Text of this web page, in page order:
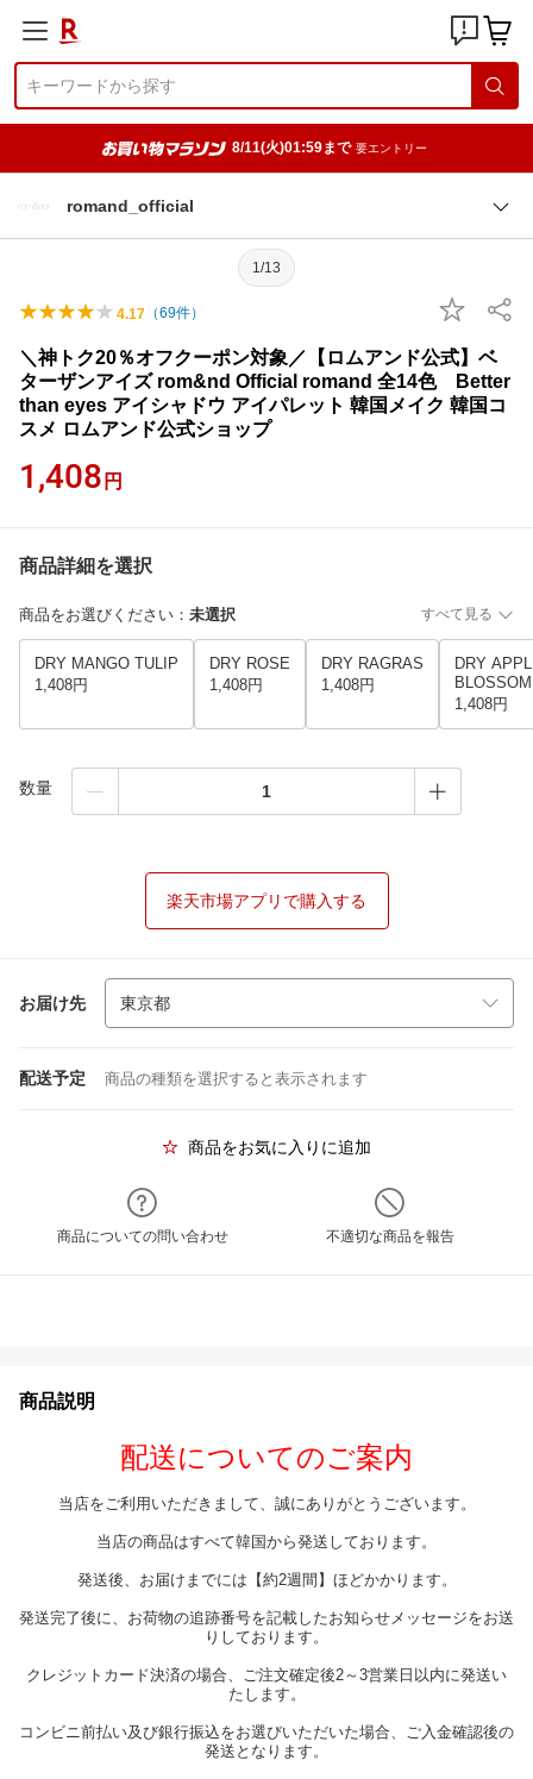
8/11(火)01:59まで 要エントリー
romand_official
1/13
4.17 （69件）
＼神トク20％オフクーポン対象／【ロムアンド公式】ベ
ターザンアイズ rom&nd Official romand 全14色 Better
than eyes アイシャドウ アイパレット 韓国メイク 韓国コ
スメ ロムアンド公式ショップ
1,408 円
商品詳細を選択
商品をお選びください ： 未選択 すべて見る
DRY MANGO TULIP
1,408円
DRY ROSE
1,408円
DRY RAGRAS
1,408円
DRY
BLOSSOM
1,408円
数量
楽天市場アプリで購入する
お届け先
配送予定 商品の種類を選択すると表示されます
商品をお気に入りに追加
商品についての問い合わせ 不適切な商品を報告
商品説明
配送についてのご案内
当店をご利用いただきまして、誠にありがとうございます。
当店の商品はすべて韓国から発送しております。
発送後、お届けまでには【約2週間】ほどかかります。
発送完了後に、お荷物の追跡番号を記載したお知らせメッセージをお送
りしております。
クレジットカード決済の場合、ご注文確定後2～3営業日以内に発送い
たします。
コンビニ前払い及び銀行振込をお選びいただいた場合、ご入金確認後の
発送となります。